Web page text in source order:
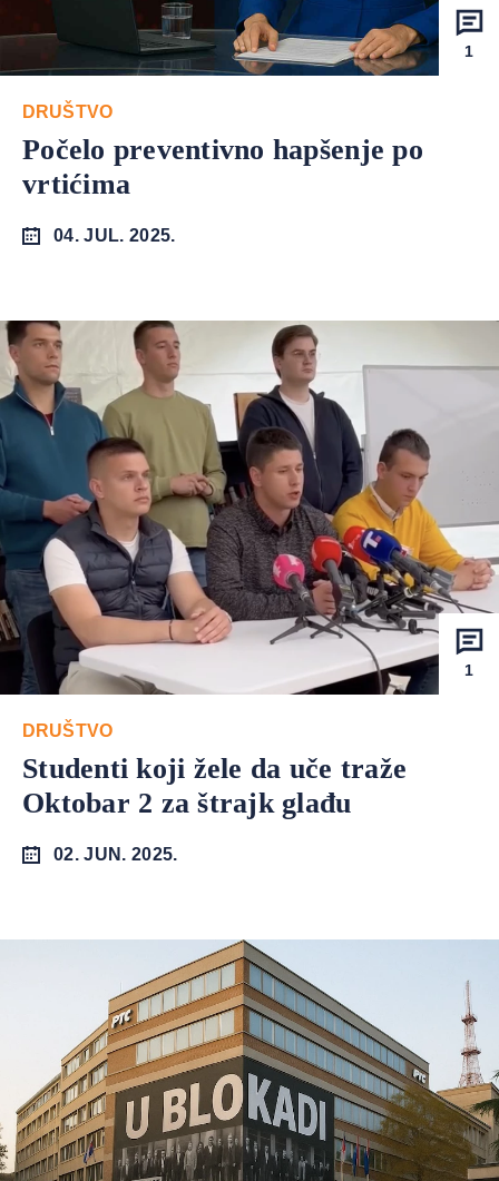
1
DRUŠTVO
Počelo preventivno hapšenje po
vrtićima
04. JUL. 2025.
1
DRUŠTVO
Studenti koji žele da uče traže
Oktobar 2 za štrajk glađu
02. JUN. 2025.